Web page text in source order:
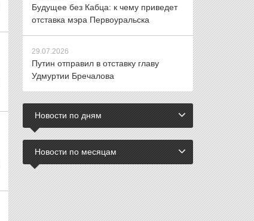
Будущее без Кабца: к чему приведет
отставка мэра Первоуральска
29.07.2026
Путин отправил в отставку главу
Удмуртии Бречалова
Новости по дням
Новости по месяцам